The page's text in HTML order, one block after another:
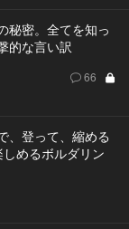
秘密。全てを知っ
的な言い訳
66
、登って、縮める
めるボルダリン